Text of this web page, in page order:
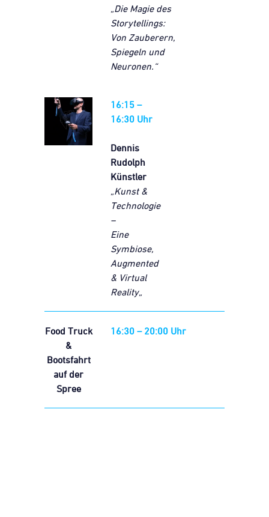
„Die Magie des
Storytellings:
Von Zauberern,
Spiegeln und
Neuronen.“
16:15 –
16:30 Uhr
Dennis
Rudolph
Künstler
„Kunst &
Technologie
–
Eine
Symbiose,
Augmented
& Virtual
Reality„
Food Truck
&
Bootsfahrt
auf der
Spree
16:30 – 20:00 Uhr